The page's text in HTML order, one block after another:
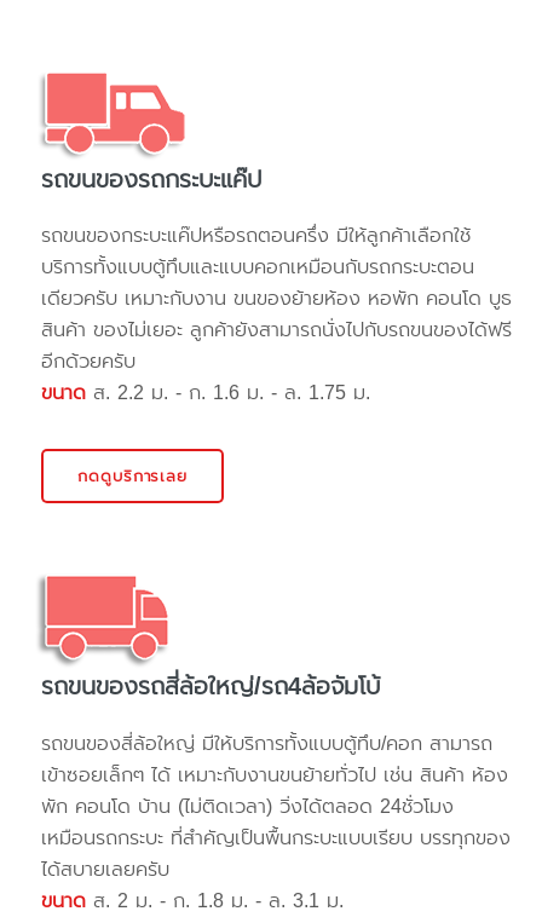
รถขนของรถกระบะแค๊ป
รถขนของกระบะแค๊ปหรือรถตอนครึ่ง มีให้ลูกค้าเลือกใช้
บริการทั้งแบบตู้ทึบและแบบคอกเหมือนกับรถกระบะตอน
เดียวครับ เหมาะกับงาน ขนของย้ายห้อง หอพัก คอนโด บูธ
สินค้า ของไม่เยอะ ลูกค้ายังสามารถนั่งไปกับรถขนของได้ฟรี
อีกด้วยครับ
ขนาด ส. 2.2 ม. - ก. 1.6 ม. - ล. 1.75 ม.
กดดูบริการเลย
รถขนของรถสี่ล้อใหญ่/รถ4ล้อจัมโบ้
รถขนของสี่ล้อใหญ่ มีให้บริการทั้งแบบตู้ทึบ/คอก สามารถ
เข้าซอยเล็กๆ ได้ เหมาะกับงานขนย้ายทั่วไป เช่น สินค้า ห้อง
พัก คอนโด บ้าน (ไม่ติดเวลา) วิ่งได้ตลอด 24ชั่วโมง
เหมือนรถกระบะ ที่สำคัญเป็นพื้นกระบะแบบเรียบ บรรทุกของ
ได้สบายเลยครับ
ขนาด ส. 2 ม. - ก. 1.8 ม. - ล. 3.1 ม.